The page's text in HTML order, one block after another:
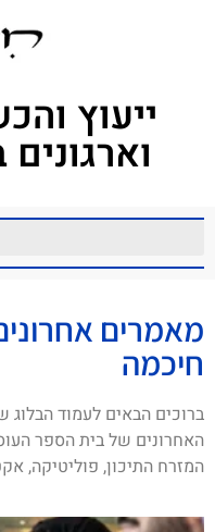
ייעוץ
מאמרים
חיכמה
ברוכים הבאים לעמוד הבלוג
האחרונים של בית הספר
המזרח התיכון, פוליטיקה,